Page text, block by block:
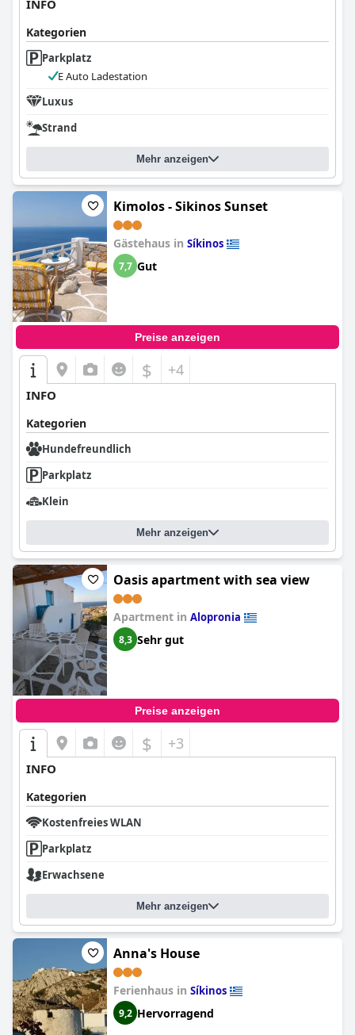
INFO
Kategorien
Parkplatz
E Auto Ladestation
Luxus
Strand
Mehr anzeigen
Kimolos - Sikinos Sunset
Gästehaus in Síkinos
7,7 Gut
Preise anzeigen
$ +4
INFO
Kategorien
Hundefreundlich
Parkplatz
Klein
Mehr anzeigen
Oasis apartment with sea view
Apartment in Alopronia
8,3 Sehr gut
Preise anzeigen
$ +3
INFO
Kategorien
Kostenfreies WLAN
Parkplatz
Erwachsene
Mehr anzeigen
Anna's House
Ferienhaus in Síkinos
9,2 Hervorragend